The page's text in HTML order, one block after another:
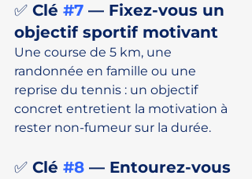
✅ Clé #7 — Fixez-vous un
objectif sportif motivant
Une course de 5 km, une
randonnée en famille ou une
reprise du tennis : un objectif
concret entretient la motivation à
rester non-fumeur sur la durée.
✅ Clé #8 — Entourez-vous